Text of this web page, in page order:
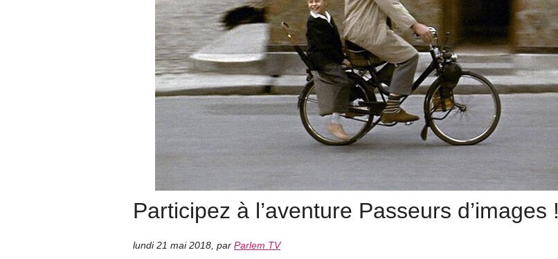
Participez à l’aventure Passeurs d’images !
lundi 21 mai 2018 par Parlem TV